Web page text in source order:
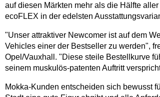
auf diesen Märkten mehr als die Hälfte
ecoFLEX in der edelsten
"Unser attraktiver Newcomer ist auf dem
Vehicles einer der Bestseller zu werden",
Opel/Vauxhall. "Diese steile Bestellkurve
seinem muskulös-patenten Auftritt
Mokka-Kunden entscheiden sich bewusst